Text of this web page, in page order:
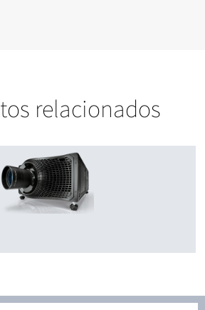
relacionados